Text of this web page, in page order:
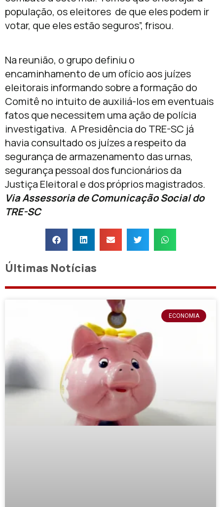
população, os eleitores de que eles podem ir
votar, que eles estão seguros”, frisou.
Na reunião, o grupo definiu o
encaminhamento de um ofício aos juízes
eleitorais informando sobre a formação do
Comitê no intuito de auxiliá-los em eventuais
fatos que necessitem uma ação de polícia
investigativa. A Presidência do TRE-SC já
havia consultado os juízes a respeito da
segurança de armazenamento das urnas,
segurança pessoal dos funcionários da
Justiça Eleitoral e dos próprios magistrados.
Via Assessoria de Comunicação Social do
TRE-SC
Últimas Notícias
ECONOMIA